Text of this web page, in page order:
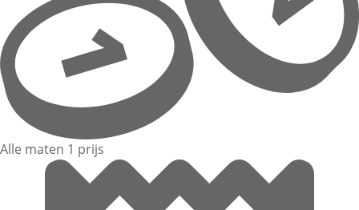
Alle maten 1 prijs